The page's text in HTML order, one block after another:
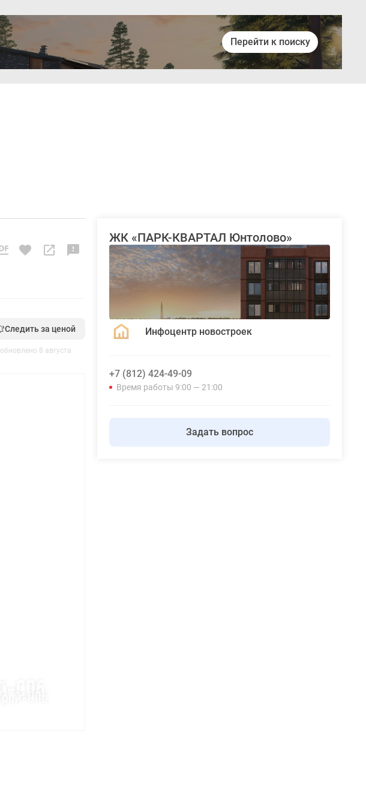
Перейти к поиску
Следить за ценой
обновлено 8 августа
ЖК «ПАРК-КВАРТАЛ Юнтолово»
Инфоцентр новостроек
+7 (812) 424-49-09
Время работы 9:00 — 21:00
Задать вопрос